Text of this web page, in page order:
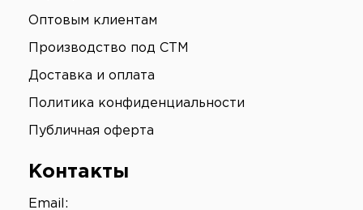
Оптовым клиентам
Производство под СТМ
Доставка и оплата
Политика конфиденциальности
Публичная оферта
Контакты
Email: